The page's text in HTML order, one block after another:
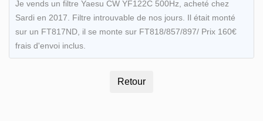
Je vends un filtre Yaesu CW YF122C 500Hz, acheté chez
Sardi en 2017. Filtre introuvable de nos jours. Il était monté
sur un FT817ND, il se monte sur FT818/857/897/ Prix 160€
frais d'envoi inclus.